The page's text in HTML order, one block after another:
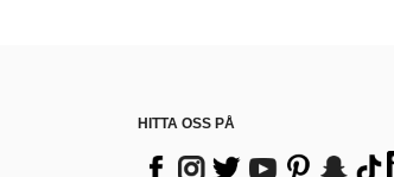
HITTA OSS PÅ